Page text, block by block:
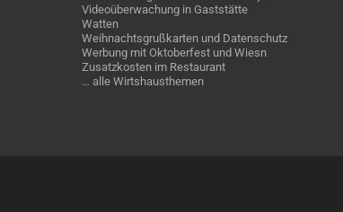
Videoüberwachung in Gaststätte
Watten
Weihnachtsgrußkarten und Datenschutz
Werbung mit Oktoberfest und Wiesn
Zusatzkosten im Restaurant
… alle Wirtshausthemen